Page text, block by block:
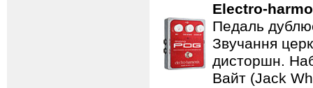
Electro-
Педаль
Звучання
дисторшн.
Вайт (Jack